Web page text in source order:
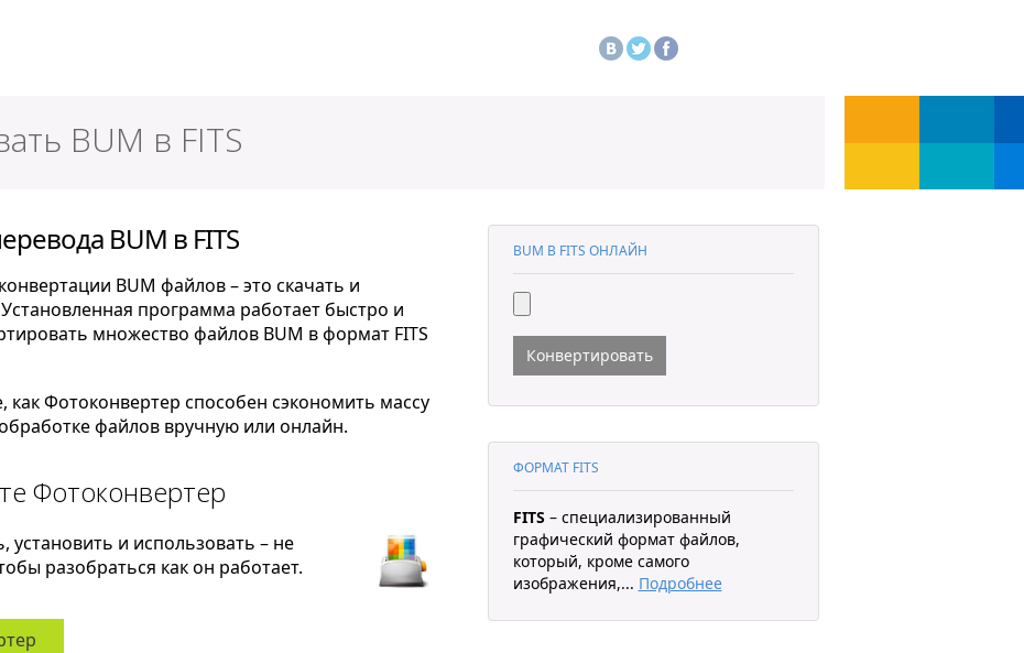
BUM в FITS
BUM в FITS
BUM файлов – это скачать и
программа работает быстро и
множество файлов BUM в формат FITS
Фотоконвертер способен сэкономить массу
файлов вручную или онлайн.
Фотоконвертер
установить и использовать – не
разобраться как он работает.
BUM В FITS ОНЛАЙН
Конвертировать
ФОРМАТ FITS
FITS – специализированный
графический формат файлов,
который, кроме самого
изображения,... Подробнее